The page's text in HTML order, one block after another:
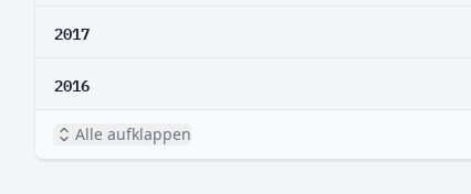
2017
2016
Alle aufklappen